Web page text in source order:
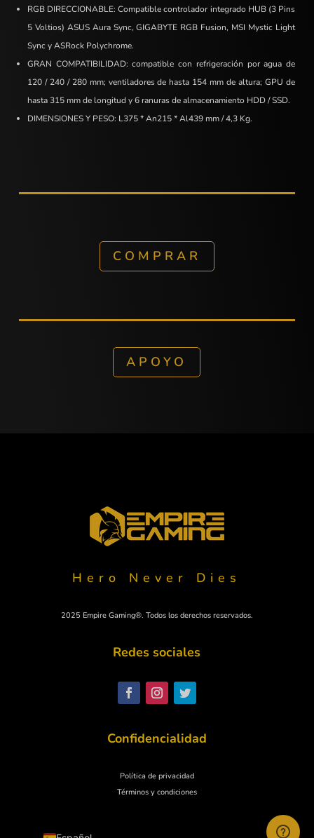
RGB DIRECCIONABLE: Compatible controlador integrado HUB (3 Pins
5 Voltios) ASUS Aura Sync, GIGABYTE RGB Fusion, MSI Mystic Light
Sync y ASRock Polychrome.
GRAN COMPATIBILIDAD: compatible con refrigeración por agua de
120 / 240 / 280 mm; ventiladores de hasta 154 mm de altura; GPU de
hasta 315 mm de longitud y 6 ranuras de almacenamiento HDD / SSD.
DIMENSIONES Y PESO: L375 * An215 * Al439 mm / 4,3 Kg.
COMPRAR
APOYO
Hero Never Dies
2025 Empire Gaming®. Todos los derechos reservados.
Redes sociales
Confidencialidad
Política de privacidad
Términos y condiciones